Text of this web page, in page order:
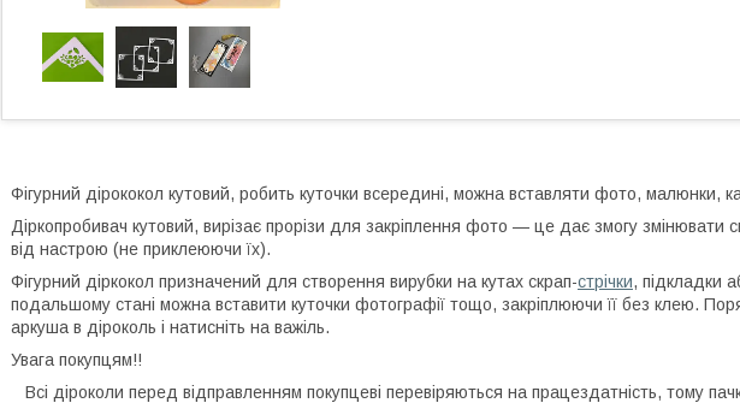
Фігурний дірококол кутовий, робить куточки всередині, можна вставляти фото, малюнки,
Діркопробивач кутовий, вирізає прорізи для закріплення фото — це дає змогу змінювати
від настрою (не приклеюючи їх).
Фігурний діркокол призначений для створення вирубки на кутах скрап-стрічки, підкладки
подальшому стані можна вставити куточки фотографії тощо, закріплюючи її без клею.
аркуша в діроколь і натисніть на важіль.
Увага покупцям!!
Всі діроколи перед відправленням покупцеві перевіряються на працездатність, тому